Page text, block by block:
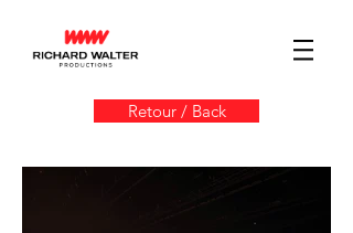
Retour / Back